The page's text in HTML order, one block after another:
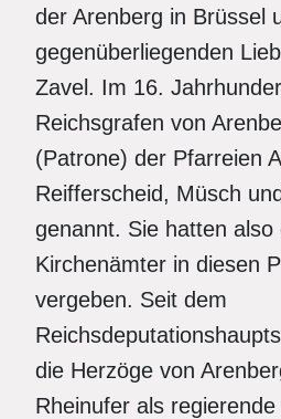
der Arenberg in Brüssel
gegenüberliegenden
Zavel. Im 16.
Reichsgrafen von
(Patrone) der Pfarreien
Reifferscheid, Müsch
genannt. Sie hatten also
Kirchenämter in diesen
vergeben. Seit dem
die Herzöge von
Rheinufer als